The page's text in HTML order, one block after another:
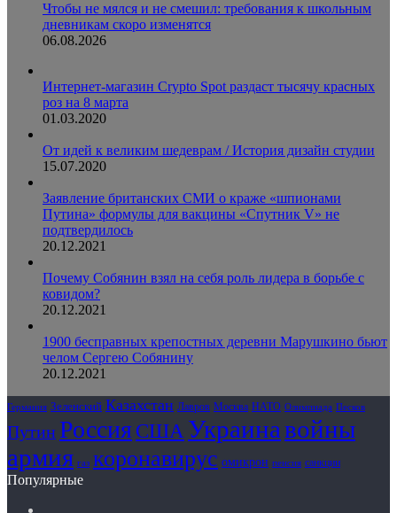
Чтобы не мялся и не смешил: требования к школьным
дневникам скоро изменятся
06.08.2026
Интернет-магазин Crypto Spot раздаст тысячу красных
роз на 8 марта
01.03.2020
От идей к великим шедеврам / История дизайн студии
15.07.2020
Заявление британских СМИ о краже «шпионами
Путина» формулы для вакцины «Спутник V» не
подтвердилось
20.12.2021
Почему Собянин взял на себя роль лидера в борьбе с
ковидом?
20.12.2021
1900 бесправных крепостных деревни Марушкино бьют
челом Сергею Собянину
20.12.2021
Германия Зеленский Казахстан Лавров Москва НАТО Олимпиада Песков
Путин РоссияСША Украинавойны
армия газ коронавирус омикрон пенсия санкции
Популярные